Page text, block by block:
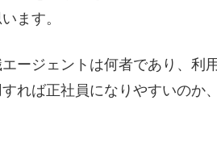
ます。
ージェントは何者であり、利
れば正社員になりやすいのか